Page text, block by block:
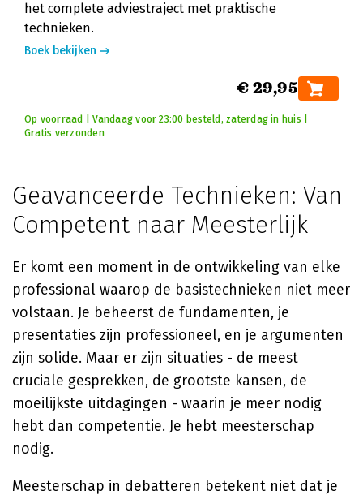
het complete adviestraject met praktische
technieken.
Boek bekijken
€ 29,95
Op voorraad | Vandaag voor 23:00 besteld, zaterdag in huis |
Gratis verzonden
Geavanceerde Technieken: Van
Competent naar Meesterlijk
Er komt een moment in de ontwikkeling van elke
professional waarop de basistechnieken niet meer
volstaan. Je beheerst de fundamenten, je
presentaties zijn professioneel, en je argumenten
zijn solide. Maar er zijn situaties - de meest
cruciale gesprekken, de grootste kansen, de
moeilijkste uitdagingen - waarin je meer nodig
hebt dan competentie. Je hebt meesterschap
nodig.
Meesterschap in debatteren betekent niet dat je